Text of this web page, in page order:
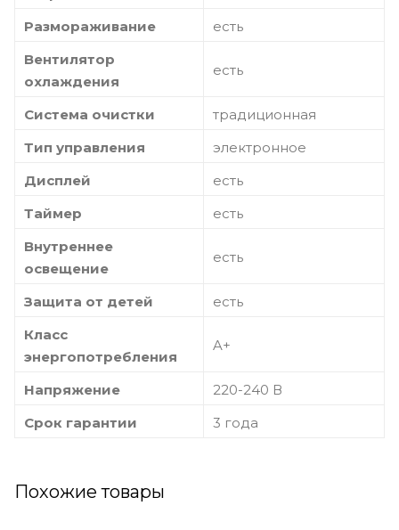
Размораживание
есть
Вентилятор
охлаждения
есть
Система очистки
традиционная
Тип управления
электронное
Дисплей
есть
Таймер
есть
Внутреннее
освещение
есть
Защита от детей
есть
Класс
энергопотребления
A+
Напряжение
220-240 В
Срок гарантии
3 года
Похожие товары